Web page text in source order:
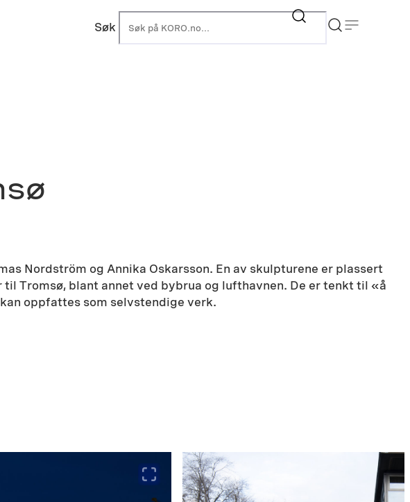
Søk
Nordström og Annika Oskarsson. En av skulpturene er plassert
Tromsø, blant annet ved bybrua og lufthavnen. De er tenkt til «å
oppfattes som selvstendige verk.